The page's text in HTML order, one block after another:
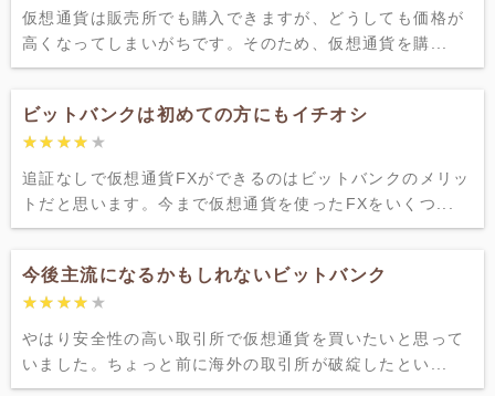
仮想通貨は販売所でも購入できますが、どうしても価格が
高くなってしまいがちです。そのため、仮想通貨を購...
ビットバンクは初めての方にもイチオシ
★★★★★
★★★★★
追証なしで仮想通貨FXができるのはビットバンクのメリッ
トだと思います。今まで仮想通貨を使ったFXをいくつ...
今後主流になるかもしれないビットバンク
★★★★★
★★★★★
やはり安全性の高い取引所で仮想通貨を買いたいと思って
いました。ちょっと前に海外の取引所が破綻したとい...